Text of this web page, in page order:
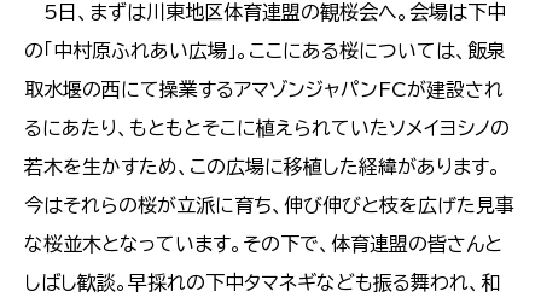
5日、まずは川東地区体育連盟の観桜会へ。会場は下中
の「中村原ふれあい広場」。ここにある桜については、飯泉
取水堰の西にて操業するアマゾンジャパンFCが建設され
るにあたり、もともとそこに植えられていたソメイヨシノの
若木を生かすため、この広場に移植した経緯があります。
今はそれらの桜が立派に育ち、伸び伸びと枝を広げた見事
な桜並木となっています。その下で、体育連盟の皆さんと
しばし歓談。早採れの下中タマネギなども振る舞われ、和